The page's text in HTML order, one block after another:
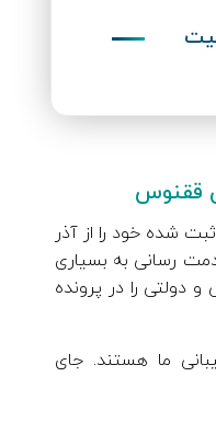
ققنوس
شده خود را از آذر
خدمت رسانی به بسیاری
دولتی را در پرونده
ما هستند. جای